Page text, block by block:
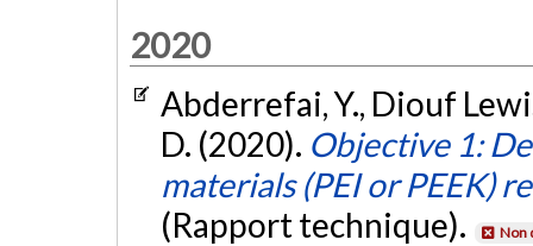
2020
Abderrefai, Y., Diouf
D. (2020). Objective 1:
materials (PEI or PEEK)
(Rapport technique).
Non